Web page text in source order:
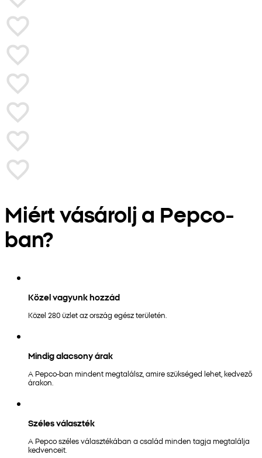
Miért vásárolj a Pepco-
ban?
Közel vagyunk hozzád
Közel 280 üzlet az ország egész területén.
Mindig alacsony árak
A Pepco-ban mindent megtalálsz, amire szükséged lehet, kedvező
árakon.
Széles választék
A Pepco széles választékában a család minden tagja megtalálja
kedvenceit.